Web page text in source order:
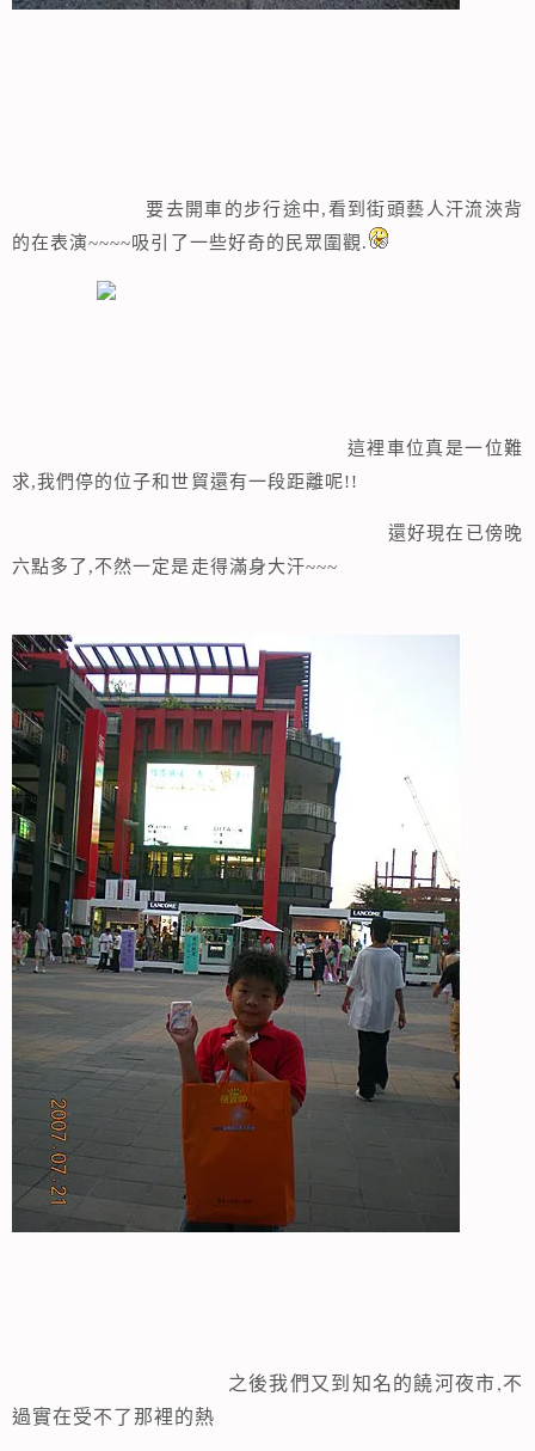
要去開車的步行途中,看到街頭藝人汗流浹背
的在表演~~~~吸引了一些好奇的民眾圍觀.
這裡車位真是一位難
求,我們停的位子和世貿還有一段距離呢!!
還好現在已傍晚
六點多了,不然一定是走得滿身大汗~~~
之後我們又到知名的饒河夜市,不
過實在受不了那裡的熱